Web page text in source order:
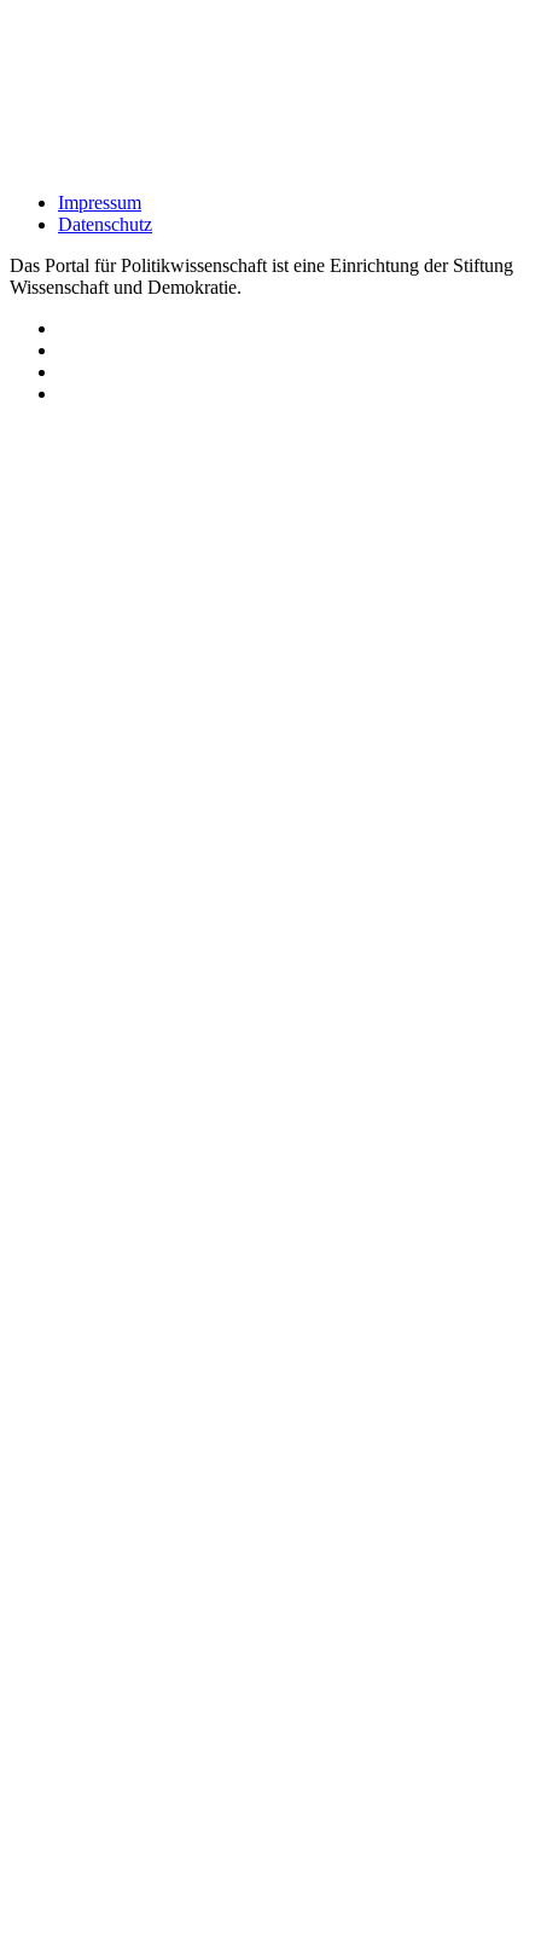
Impressum
Datenschutz
Das Portal für Politikwissenschaft ist eine Einrichtung der Stiftung
Wissenschaft und Demokratie.